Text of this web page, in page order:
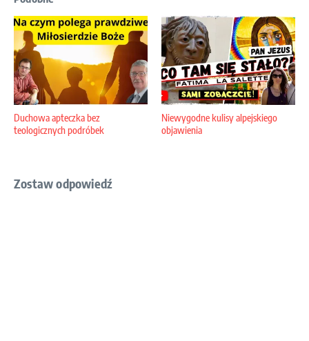
Duchowa apteczka bez
teologicznych podróbek
Niewygodne kulisy alpejskiego
objawienia
Zostaw odpowiedź